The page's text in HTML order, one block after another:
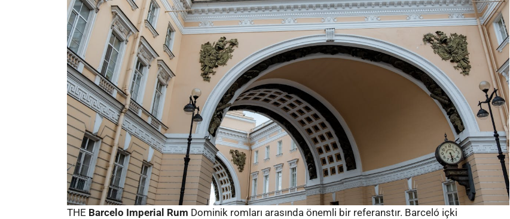
THE Barcelo Imperial Rum Dominik romları arasında önemli bir referanstır. Barceló içki